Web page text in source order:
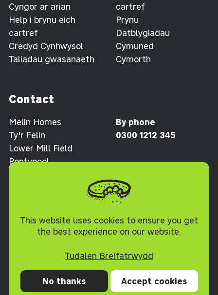
This website uses cookies to ensure you get
the best experience on our website.
Tudalen Breifatrwydd
No thanks Accept cookies
Cyngor ar arian
Help i brynu eich
cartref
Credyd Cynhwysol
Taliadau gwasanaeth
cartref
Prynu
Datblygiadau
Cymuned
Cymorth
Contact
Melin Homes
Ty'r Felin
Lower Mill Field
Pontypool
By phone
0300 1212 345
Preifatrwydd Cwcis
Datganiad hygyrchedd